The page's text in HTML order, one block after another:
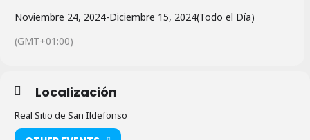
Noviembre 24, 2024-Diciembre 15, 2024(Todo el Día)
(GMT+01:00)
Localización
Real Sitio de San Ildefonso